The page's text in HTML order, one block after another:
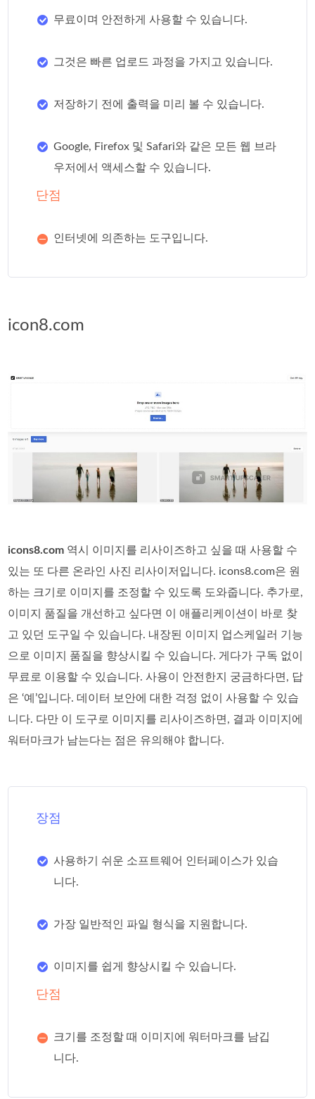
무료이며 안전하게 사용할 수 있습니다.
그것은 빠른 업로드 과정을 가지고 있습니다.
저장하기 전에 출력을 미리 볼 수 있습니다.
Google, Firefox 및 Safari와 같은 모든 웹 브라
우저에서 액세스할 수 있습니다.
단점
인터넷에 의존하는 도구입니다.
icon8.com
icons8.com 역시 이미지를 리사이즈하고 싶을 때 사용할 수
있는 또 다른 온라인 사진 리사이저입니다. icons8.com은 원
하는 크기로 이미지를 조정할 수 있도록 도와줍니다. 추가로,
이미지 품질을 개선하고 싶다면 이 애플리케이션이 바로 찾
고 있던 도구일 수 있습니다. 내장된 이미지 업스케일러 기능
으로 이미지 품질을 향상시킬 수 있습니다. 게다가 구독 없이
무료로 이용할 수 있습니다. 사용이 안전한지 궁금하다면, 답
은 ‘예’입니다. 데이터 보안에 대한 걱정 없이 사용할 수 있습
니다. 다만 이 도구로 이미지를 리사이즈하면, 결과 이미지에
워터마크가 남는다는 점은 유의해야 합니다.
장점
사용하기 쉬운 소프트웨어 인터페이스가 있습
니다.
가장 일반적인 파일 형식을 지원합니다.
이미지를 쉽게 향상시킬 수 있습니다.
단점
크기를 조정할 때 이미지에 워터마크를 남깁
니다.